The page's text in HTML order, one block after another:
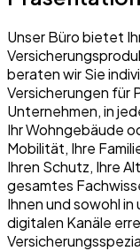
Unser Büro bietet
beraten wir Sie
Versicherungen für
Unternehmen, in
Ihr Wohngebäude
Mobilität, Ihre
Ihren Schutz, Ihre
gesamtes
Ihnen und sowohl in
digitalen Kanäle